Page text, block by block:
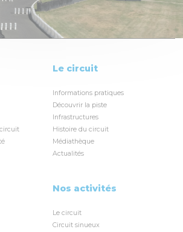
Le circuit
Informations pratiques
Découvrir la piste
Infrastructures
Histoire du circuit
Médiathèque
Actualités
Nos activités
Le circuit
Circuit sinueux